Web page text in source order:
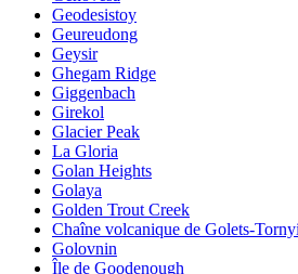
Geodesistoy
Geureudong
Geysir
Ghegam Ridge
Giggenbach
Girekol
Glacier Peak
La Gloria
Golan Heights
Golaya
Golden Trout Creek
Chaîne volcanique de Golets-Tornyi
Golovnin
Île de Goodenough